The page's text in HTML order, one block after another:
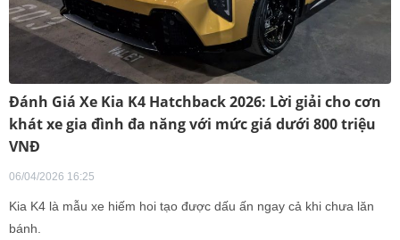
Đánh Giá Xe Kia K4 Hatchback 2026: Lời giải cho cơn
khát xe gia đình đa năng với mức giá dưới 800 triệu
VNĐ
06/04/2026 16:25
Kia K4 là mẫu xe hiếm hoi tạo được dấu ấn ngay cả khi chưa lăn
bánh.